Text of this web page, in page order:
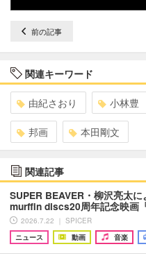
前の記事
関連キーワード
由紀さおり 小林豊
邦画 本田剛文
関連記事
SUPER BEAVER・柳沢亮太
murffin discs20周年記念映画
2026.7.22 ｜ SPICER
ニュース
動画 音楽